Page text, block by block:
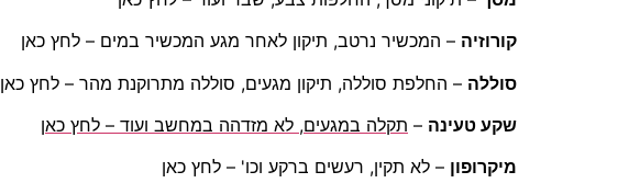
קורוזיה – המכשיר נרטב, תיקון לאחר מגע המכשיר במים – לחץ כאן
סוללה – החלפת סוללה, תיקון מגעים, סוללה מתרוקנת מהר – לחץ כאן
שקע טעינה – תקלה במגעים, לא מזדהה במחשב ועוד – לחץ כאן
מיקרופון – לא תקין, רעשים ברקע וכו' – לחץ כאן